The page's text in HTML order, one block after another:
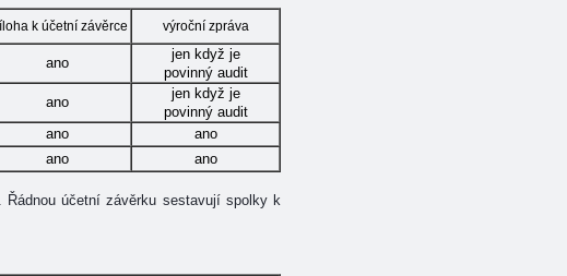
k účetní závěrce výroční zpráva
ano
jen když je
povinný audit
ano
jen když je
povinný audit
ano
ano
ano ano
účetní závěrku sestavují spolky k